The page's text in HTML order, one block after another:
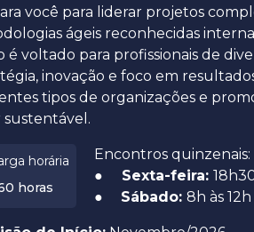
você para liderar projetos
ágeis reconhecidas
é voltado para profissionais de
inovação e foco em
tipos de organizações e
sustentável.
horária
horas
Encontros quinzenais:
●
Sexta-feira:
● Sábado: 8h às 12h